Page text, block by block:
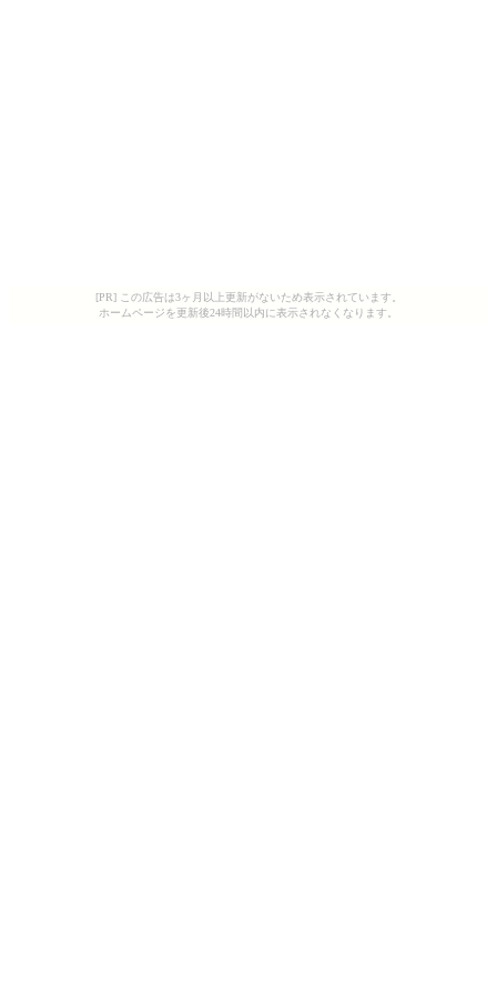
[PR] この広告は3ヶ月以上更新がないため表示されています。
ホームページを更新後24時間以内に表示されなくなります。